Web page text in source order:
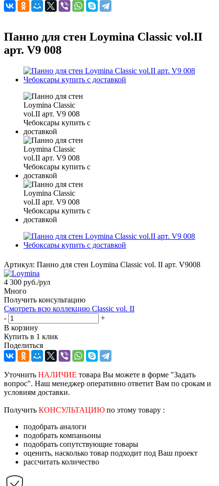
Панно для стен Loymina Classic vol.II
арт. V9 008
Артикул: Панно для стен Loymina Classic vol. II арт. V9008
4 300 руб./рул
Много
Получить консультацию
Смотреть всю коллекцию Classic vol. II
-
+
В корзину
Купить в 1 клик
Поделиться
Уточнить НАЛИЧИЕ товара Вы можете в форме "Задать
вопрос". Наш менеджер оперативно ответит Вам по срокам и
условиям доставки.
Получить КОНСУЛЬТАЦИЮ по этому товару :
подобрать аналоги
подобрать компаньоны
подобрать сопутствующие товары
оценить, насколько товар подходит под Ваш проект
рассчитать количество